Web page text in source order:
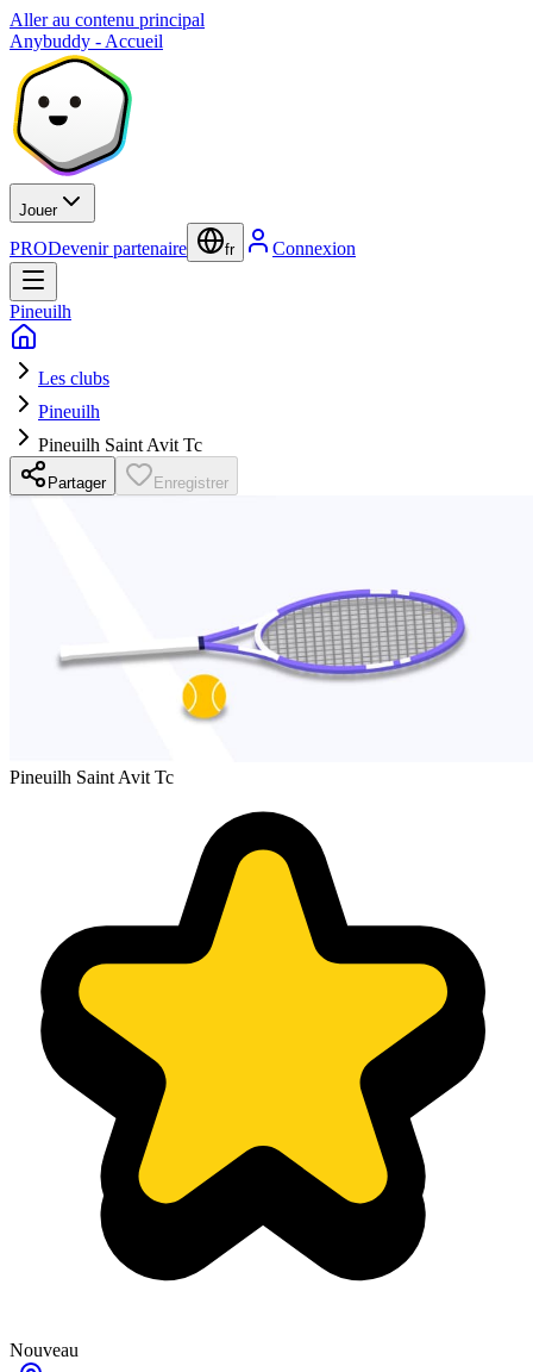
Aller au contenu principal
Anybuddy - Accueil
Jouer
PRODevenir partenaire fr Connexion
Pineuilh
Les clubs
Pineuilh
Pineuilh Saint Avit Tc
Partager Enregistrer
Pineuilh Saint Avit Tc
Nouveau